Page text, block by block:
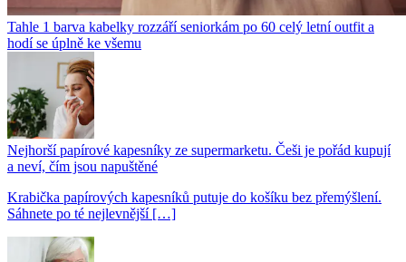
Tahle 1 barva kabelky rozzáří seniorkám po 60 celý letní outfit a
hodí se úplně ke všemu
Nejhorší papírové kapesníky ze supermarketu. Češi je pořád kupují
a neví, čím jsou napuštěné
Krabička papírových kapesníků putuje do košíku bez přemýšlení.
Sáhnete po té nejlevnější […]